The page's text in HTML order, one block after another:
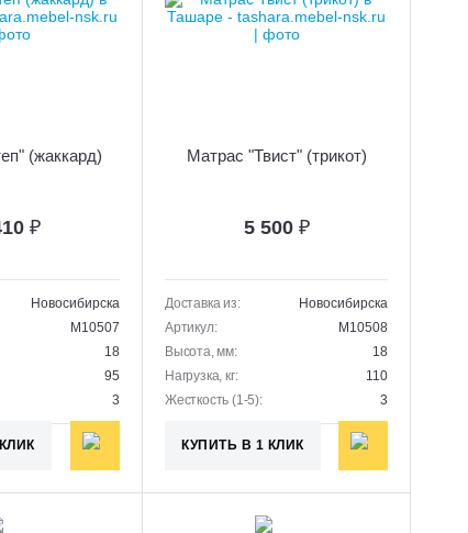
(жаккард)
₽
Новосибирска
M10507
18
95
3
Матрас "Твист" (трикот)
5 500 ₽
Доставка из:
Новосибирска
Артикул:
M10508
Высота, мм:
18
Нагрузка, кг:
110
Жесткость (1-5):
3
КУПИТЬ В 1 КЛИК